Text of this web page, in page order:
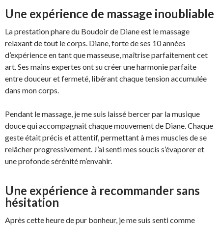
Une expérience de massage inoubliable
La prestation phare du Boudoir de Diane est le massage
relaxant de tout le corps. Diane, forte de ses 10 années
d’expérience en tant que masseuse, maîtrise parfaitement cet
art. Ses mains expertes ont su créer une harmonie parfaite
entre douceur et fermeté, libérant chaque tension accumulée
dans mon corps.
Pendant le massage, je me suis laissé bercer par la musique
douce qui accompagnait chaque mouvement de Diane. Chaque
geste était précis et attentif, permettant à mes muscles de se
relâcher progressivement. J’ai senti mes soucis s’évaporer et
une profonde sérénité m’envahir.
Une expérience à recommander sans
hésitation
Après cette heure de pur bonheur, je me suis senti comme